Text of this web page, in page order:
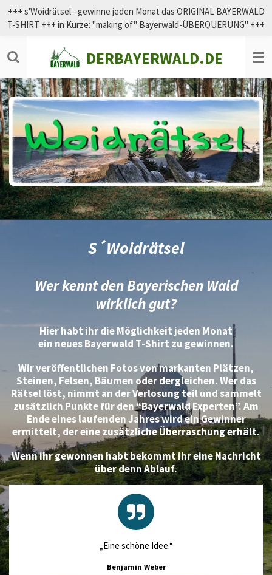
Zum
Hauptinhalt
DERBAYERWALD.DE
+++ s'Woidrätsel - gewinne jeden Monat das ORIGINAL BAYERWALD
T-SHIRT +++ in Kürze: "making of" Bayerwald-ÜBERQUERUNG" +++
S´Woidrätsel
Wer kennt den Bayerischen Wald
wirklich gut?
Hier habt ihr die Möglichkeit jeden Monat
ein neuesBayerwald T-Shirt zu gewinnen.
Wir veröffentlichen Fotos von markanten Plätzen,
Steinen, Felsen, Bäumen oder dergleichen. Wer das
Rätsel löst, nimmt an der Verlosung teil und sammelt
zusätzlich Punkte für den “Bayerwald Experten”. Am
Ende eines laufenden Jahres wird ein Gewinner
ermittelt, der eine zusätzliche Überraschung erhält.
Wenn ihr gewonnen habt bekommt ihr eine Nachricht
über denn Ablauf.
„Eine schöne Idee.“
Benjamin Weber